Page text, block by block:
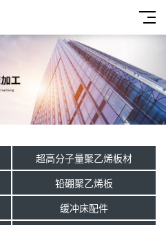
超高分子量聚乙烯板材
铅硼聚乙烯板
缓冲床配件